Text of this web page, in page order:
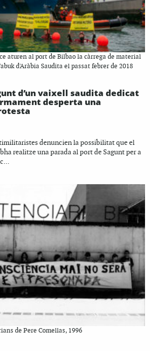
aturen al port de Bilbao la càrrega de material
d'Aràbia Saudita el passat febrer de 2018
d’un vaixell saudita dedicat
desperta una
denuncien la possibilitat que el
realitze una parada al port de Sagunt per a
de Pere Comellas, 1996